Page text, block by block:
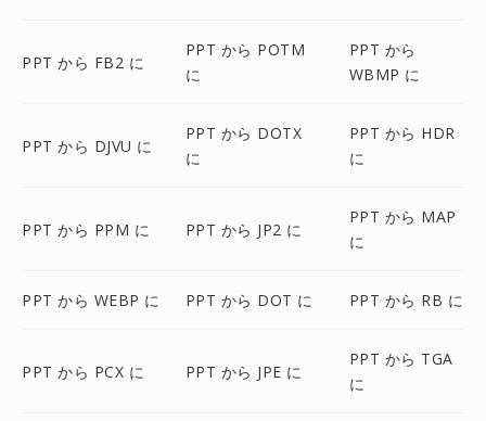
PPT から FB2 に
PPT から POTM
に
PPT から
WBMP に
PPT から DJVU に
PPT から DOTX
に
PPT から HDR
に
PPT から PPM に PPT から JP2 に
PPT から MAP
に
PPT から WEBP に PPT から DOT に PPT から RB に
PPT から PCX に PPT から JPE に
PPT から TGA
に